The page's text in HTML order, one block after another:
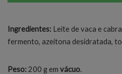
Ingredientes: Leite de vaca e
fermento, azeitona desidratada,
Peso:200 g em vácuo.